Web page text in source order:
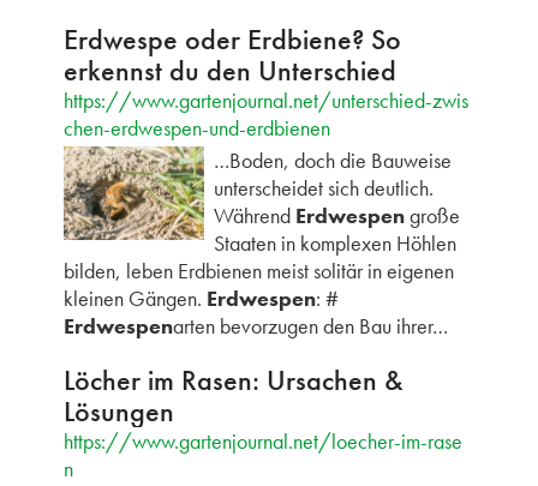
Erdwespe oder Erdbiene? So
erkennst du den Unterschied
https://www.gartenjournal.net/unterschied-zwis
chen-erdwespen-und-erdbienen
…Boden, doch die Bauweise
unterscheidet sich deutlich.
Während Erdwespengroße
Staaten in komplexen Höhlen
bilden, leben Erdbienen meist solitär in eigenen
kleinen Gängen. Erdwespen: #
Erdwespenarten bevorzugen den Bau ihrer…
Löcher im Rasen: Ursachen &
Lösungen
https://www.gartenjournal.net/loecher-im-rase
n